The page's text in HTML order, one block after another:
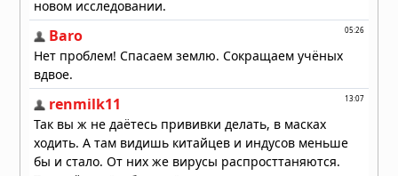
02.08.2026 в 09:00